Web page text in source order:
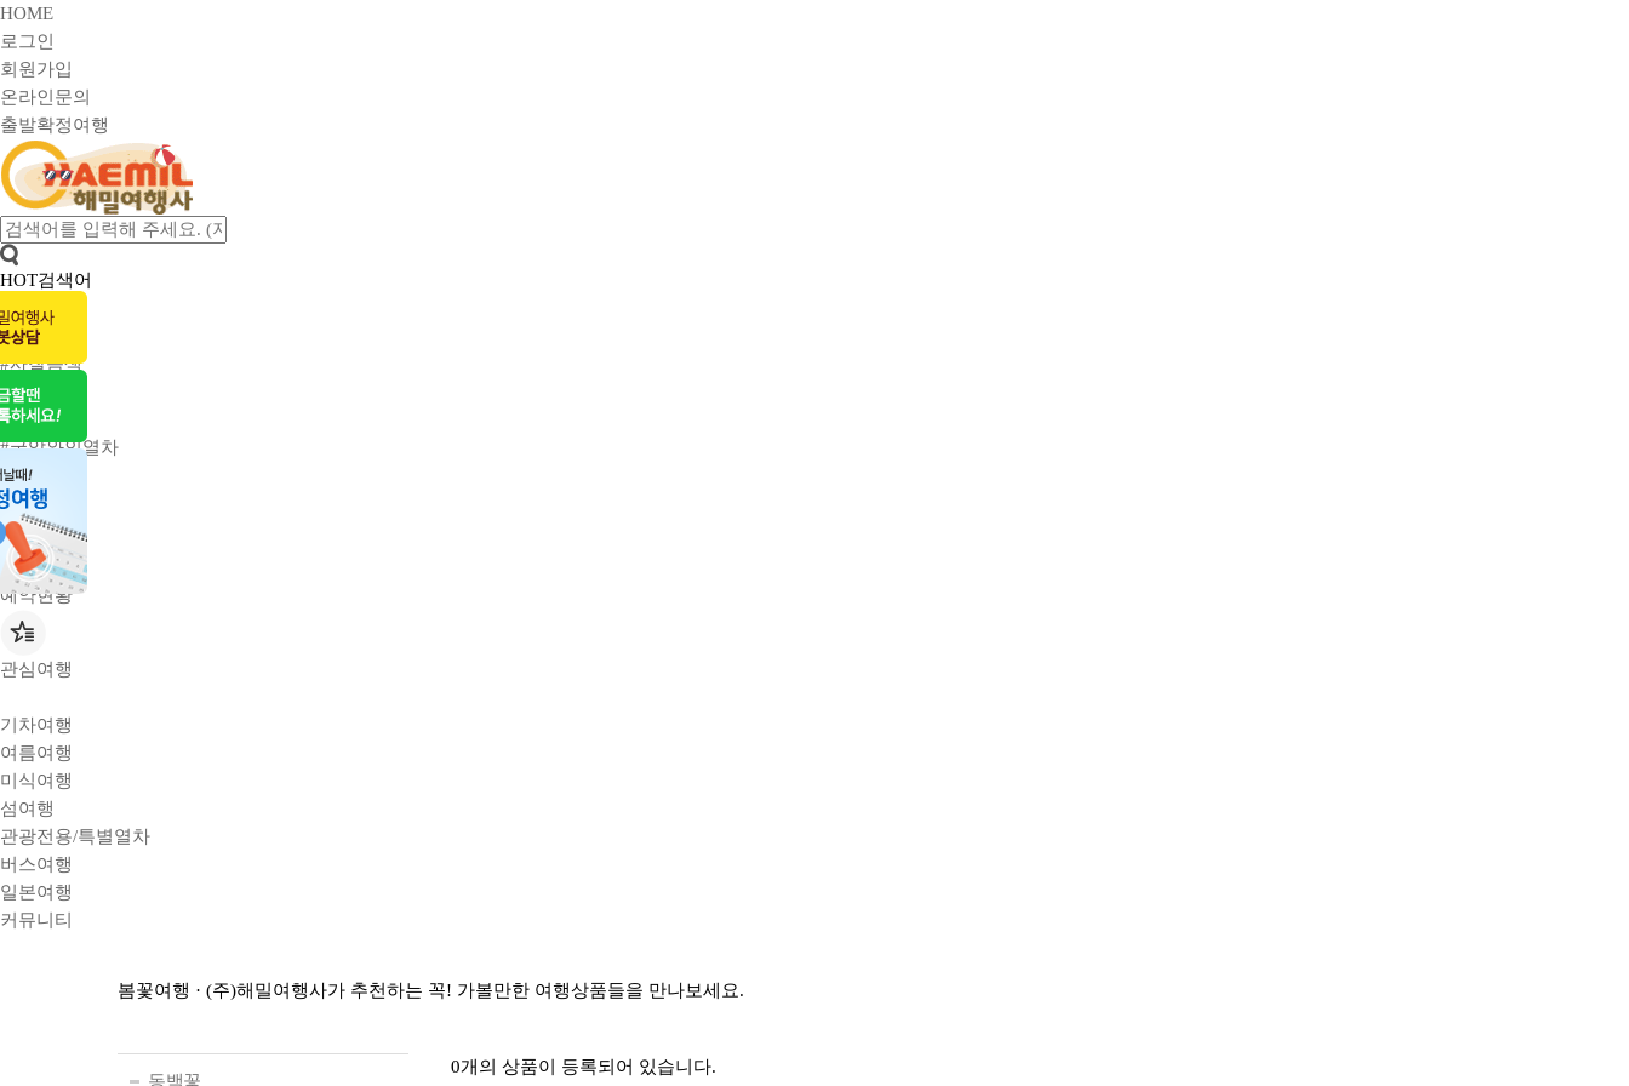
HOME
로그인
회원가입
온라인문의
출발확정여행
HOT검색어
#맛기행
#사유원
#사찰음색
#단풍여행
#전통주
#국악와인열차
마이메뉴
예약현황
관심여행
기차여행
여름여행
미식여행
섬여행
관광전용/특별열차
버스여행
일본여행
커뮤니티
봄꽃여행 · (주)해밀여행사가 추천하는 꼭! 가볼만한 여행상품들을 만나보세요.
동백꽃
0개 의 상품이 등록되어 있습니다.